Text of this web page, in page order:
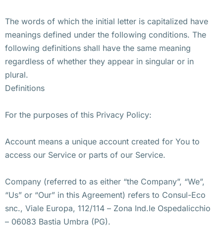
The words of which the initial letter is capitalized have
meanings defined under the following conditions. The
following definitions shall have the same meaning
regardless of whether they appear in singular or in
plural.
Definitions
For the purposes of this Privacy Policy:
Account means a unique account created for You to
access our Service or parts of our Service.
Company (referred to as either “the Company”, “We”,
“Us” or “Our” in this Agreement) refers to Consul-Eco
snc., Viale Europa, 112/114 – Zona Ind.le Ospedalicchio
– 06083 Bastia Umbra (PG).